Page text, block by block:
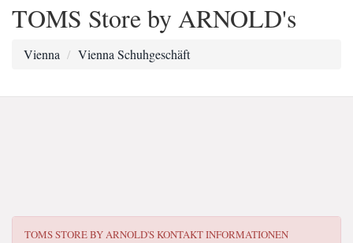
TOMS Store by ARNOLD's
Vienna Vienna Schuhgeschäft
TOMS STORE BY ARNOLD'SKONTAKT INFORMATIONEN